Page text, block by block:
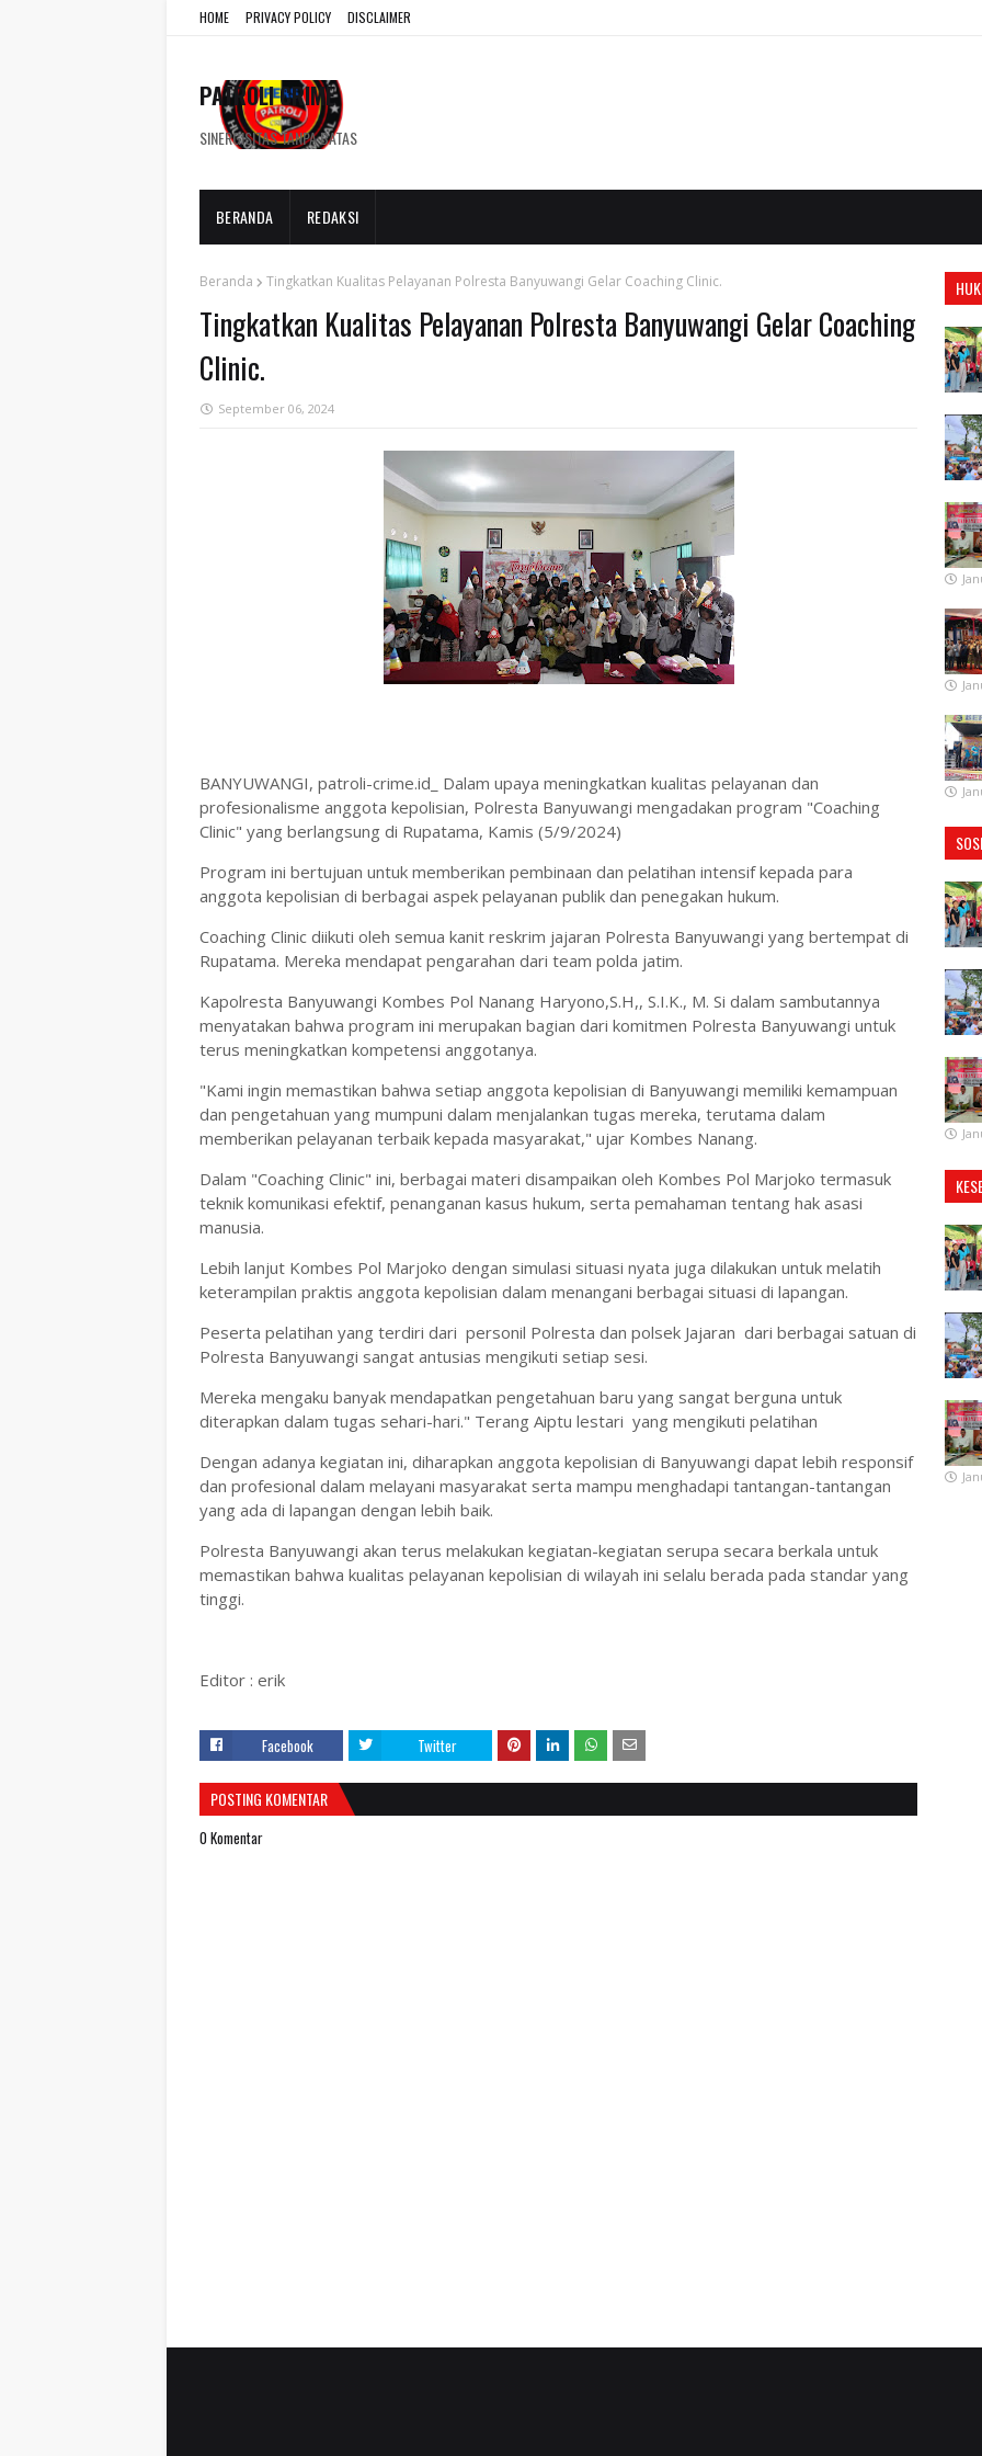
HOME PRIVACY POLICY DISCLAIMER
PATROLI CRIME
SINERGISITAS TANPA BATAS
BERANDA REDAKSI
Beranda Tingkatkan Kualitas Pelayanan Polresta Banyuwangi Gelar Coaching Clinic.
Tingkatkan Kualitas Pelayanan Polresta Banyuwangi Gelar Coaching
Clinic.
September 06, 2024
BANYUWANGI, patroli-crime.id_ Dalam upaya meningkatkan kualitas pelayanan dan
profesionalisme anggota kepolisian, Polresta Banyuwangi mengadakan program "Coaching
Clinic" yang berlangsung di Rupatama, Kamis (5/9/2024)
Program ini bertujuan untuk memberikan pembinaan dan pelatihan intensif kepada para
anggota kepolisian di berbagai aspek pelayanan publik dan penegakan hukum.
Coaching Clinic diikuti oleh semua kanit reskrim jajaran Polresta Banyuwangi yang bertempat di
Rupatama. Mereka mendapat pengarahan dari team polda jatim.
Kapolresta Banyuwangi Kombes Pol Nanang Haryono,S.H,, S.I.K., M. Si dalam sambutannya
menyatakan bahwa program ini merupakan bagian dari komitmen Polresta Banyuwangi untuk
terus meningkatkan kompetensi anggotanya.
"Kami ingin memastikan bahwa setiap anggota kepolisian di Banyuwangi memiliki kemampuan
dan pengetahuan yang mumpuni dalam menjalankan tugas mereka, terutama dalam
memberikan pelayanan terbaik kepada masyarakat," ujar Kombes Nanang.
Dalam "Coaching Clinic" ini, berbagai materi disampaikan oleh Kombes Pol Marjoko termasuk
teknik komunikasi efektif, penanganan kasus hukum, serta pemahaman tentang hak asasi
manusia.
Lebih lanjut Kombes Pol Marjoko dengan simulasi situasi nyata juga dilakukan untuk melatih
keterampilan praktis anggota kepolisian dalam menangani berbagai situasi di lapangan.
Peserta pelatihan yang terdiri dari personil Polresta dan polsek Jajaran dari berbagai satuan di
Polresta Banyuwangi sangat antusias mengikuti setiap sesi.
Mereka mengaku banyak mendapatkan pengetahuan baru yang sangat berguna untuk
diterapkan dalam tugas sehari-hari." Terang Aiptu lestari yang mengikuti pelatihan
Dengan adanya kegiatan ini, diharapkan anggota kepolisian di Banyuwangi dapat lebih responsif
dan profesional dalam melayani masyarakat serta mampu menghadapi tantangan-tantangan
yang ada di lapangan dengan lebih baik.
Polresta Banyuwangi akan terus melakukan kegiatan-kegiatan serupa secara berkala untuk
memastikan bahwa kualitas pelayanan kepolisian di wilayah ini selalu berada pada standar yang
tinggi.
Editor : erik
Facebook Twitter
POSTING KOMENTAR
0 Komentar